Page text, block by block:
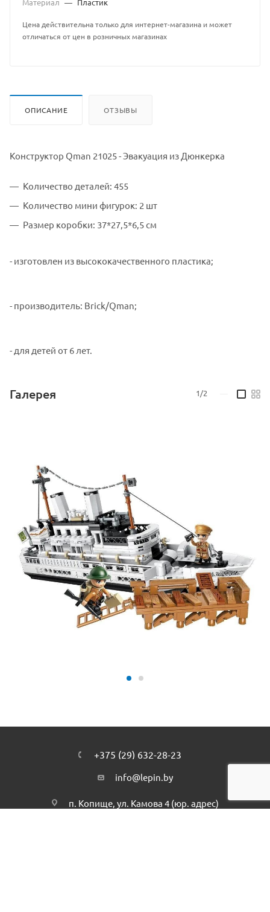
Материал — Пластик
Цена действительна только для интернет-магазина и может
отличаться от цен в розничных магазинах
ОПИСАНИЕ ОТЗЫВЫ
Конструктор Qman 21025 - Эвакуация из Дюнкерка
Количество деталей: 455
Количество мини фигурок: 2 шт
Размер коробки: 37*27,5*6,5 см
- изготовлен из высококачественного пластика;
- производитель: Brick/Qman;
- для детей от 6 лет.
Галерея 1/2
+375 (29) 632-28-23
info@lepin.by
п. Копище, ул. Камова 4 (юр. адрес)